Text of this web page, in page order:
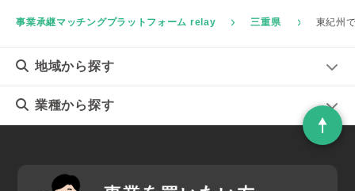
事業承継マッチングプラットフォーム relay 三重県 東紀州
地域から探す
業種から探す